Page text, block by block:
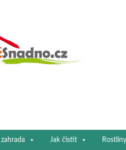
Jak čistit Rostliny